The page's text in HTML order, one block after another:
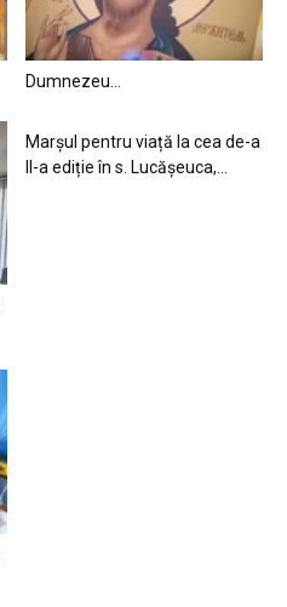
Dumnezeu…
Marșul pentru viață la cea de-a
II-a ediție în s. Lucășeuca,...